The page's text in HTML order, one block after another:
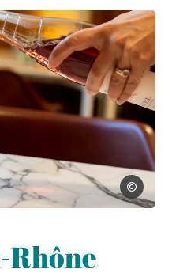
rosé, © Gard tourisme SRG
Gard
Rhône